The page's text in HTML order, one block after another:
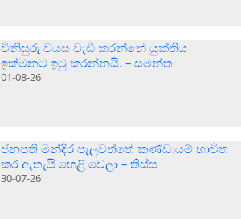
විනිසුරු වයස වැඩි කරන්නේ යුක්තිය
ඉක්මනට ඉටු කරන්නයි. – සමන්ත
01-08-26
ජනපති මන්දිර පැලවත්තේ කණ්ඩායම් භාවිත
කර ඇතැයි හෙළි වෙලා – තිස්ස
30-07-26